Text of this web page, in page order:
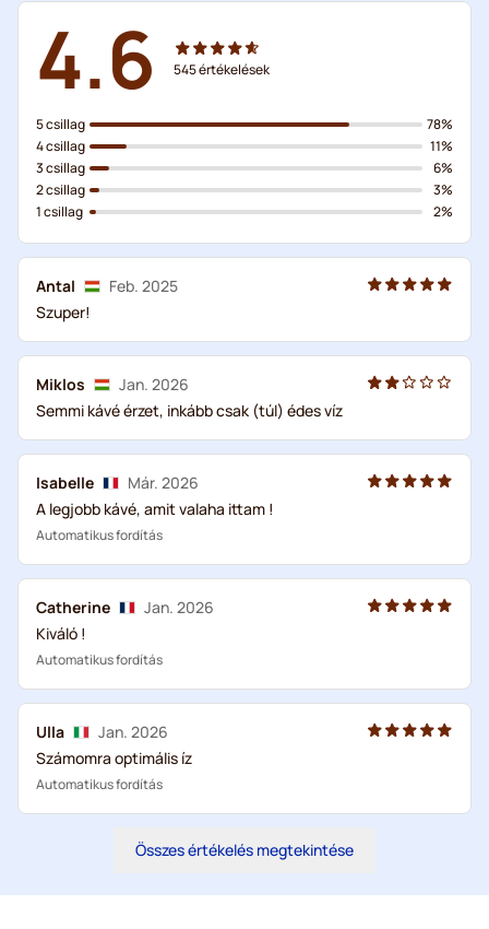
4.6 545értékelések
5 csillag
4 csillag
3 csillag
2 csillag
1 csillag
78%
11%
6%
3%
2%
Antal
Feb. 2025
Szuper!
Miklos
Jan. 2026
Semmi kávé érzet, inkább csak (túl) édes víz
Isabelle
Már. 2026
A legjobb kávé, amit valaha ittam !
Automatikus fordítás
Catherine
Jan. 2026
Kiváló !
Automatikus fordítás
Ulla
Jan. 2026
Számomra optimális íz
Automatikus fordítás
Összes értékelés megtekintése